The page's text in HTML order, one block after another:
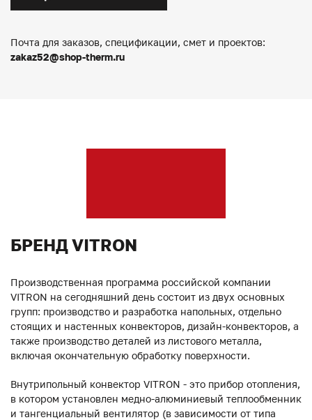
Почта для заказов, спецификации, смет и проектов:
zakaz52@shop-therm.ru
БРЕНД VITRON
Производственная программа российской компании
VITRON на сегодняшний день состоит из двух основных
групп: производство и разработка напольных, отдельно
стоящих и настенных конвекторов, дизайн-конвекторов, а
также производство деталей из листового металла,
включая окончательную обработку поверхности.
Внутрипольный конвектор VITRON - это прибор отопления,
в котором установлен медно-алюминиевый теплообменник
и тангенциальный вентилятор (в зависимости от типа